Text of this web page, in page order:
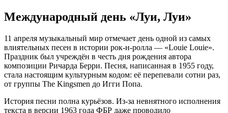
Международный день «Луи, Луи»
11 апреля музыкальный мир отмечает день одной из самых
влиятельных песен в истории рок-н-ролла — «Louie Louie».
Праздник был учреждён в честь дня рождения автора
композиции Ричарда Берри. Песня, написанная в 1955 году,
стала настоящим культурным кодом: её перепевали сотни раз,
от группы The Kingsmen до Игги Попа.
История песни полна курьёзов. Из-за невнятного исполнения
текста в версии 1963 года ФБР даже проводило